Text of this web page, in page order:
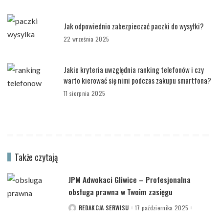
Jak odpowiednio zabezpieczać paczki do wysyłki?
22 września 2025
Jakie kryteria uwzględnia ranking telefonów i czy
warto kierować się nimi podczas zakupu smartfona?
11 sierpnia 2025
Także czytają
JPM Adwokaci Gliwice – Profesjonalna
obsługa prawna w Twoim zasięgu
POSTEDREDAKCJA SERWISU 17 października 2025